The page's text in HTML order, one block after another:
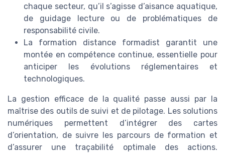
chaque secteur, qu’il s’agisse d’aisance aquatique,
de guidage lecture ou de problématiques de
responsabilité civile.
La formation distance formadist garantit une
montée en compétence continue, essentielle pour
anticiper les évolutions réglementaires et
technologiques.
La gestion efficace de la qualité passe aussi par la
maîtrise des outils de suivi et de pilotage. Les solutions
numériques permettent d’intégrer des cartes
d’orientation, de suivre les parcours de formation et
d’assurer une traçabilité optimale des actions.